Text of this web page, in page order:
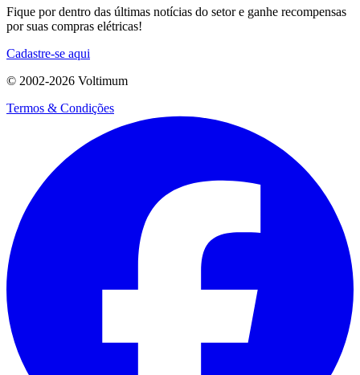
Fique por dentro das últimas notícias do setor e ganhe recompensas
por suas compras elétricas!
Cadastre-se aqui
© 2002-2026 Voltimum
Termos & Condições